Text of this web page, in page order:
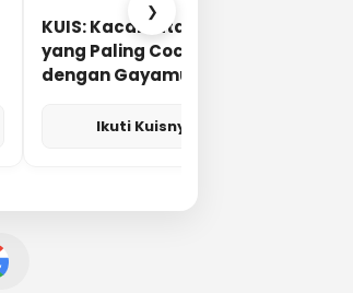
KUIS: Kacamata Apa
yang Paling Cocok
dengan Gayamu?
Ikuti Kuisnya ➔
❯